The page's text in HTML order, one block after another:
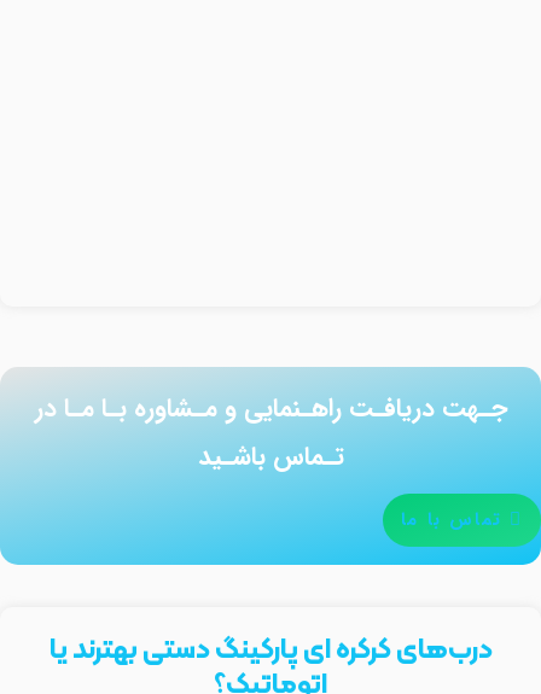
جـهت دریافـت راهـنمایی و مـشاوره بـا مـا در
تـماس باشـید
تماس با ما
درب‌های کرکره ای پارکینگ دستی بهترند یا
اتوماتیک؟